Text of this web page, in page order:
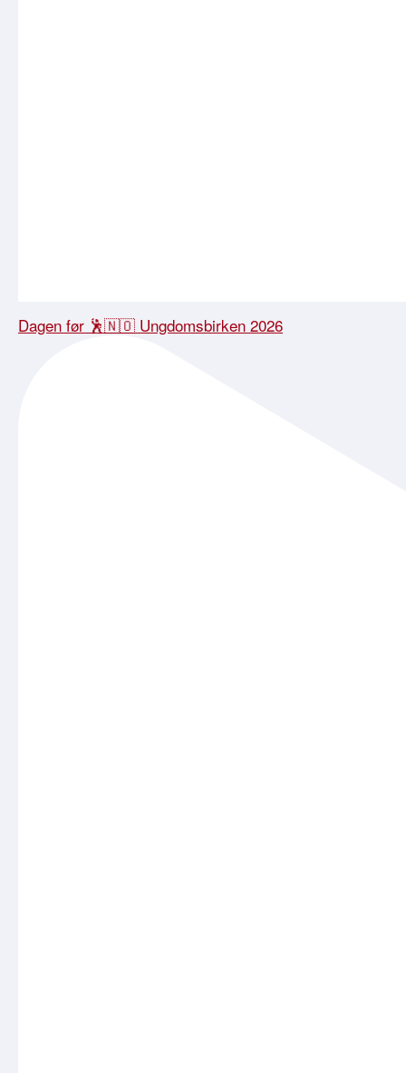
Dagen før 🕺🇳🇴 Ungdomsbirken 2026